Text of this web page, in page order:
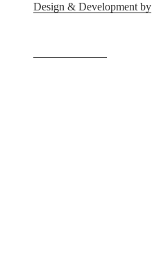
Design & Development by